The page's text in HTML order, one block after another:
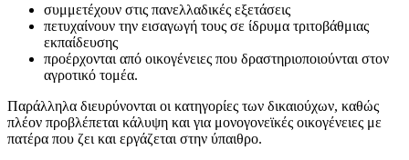
συμμετέχουν στις πανελλαδικές εξετάσεις
πετυχαίνουν την εισαγωγή τους σε ίδρυμα τριτοβάθμιας
εκπαίδευσης
προέρχονται από οικογένειες που δραστηριοποιούνται στον
αγροτικό τομέα.
Παράλληλα διευρύνονται οι κατηγορίες των δικαιούχων, καθώς
πλέον προβλέπεται κάλυψη και για μονογονεϊκές οικογένειες με
πατέρα που ζει και εργάζεται στην ύπαιθρο.